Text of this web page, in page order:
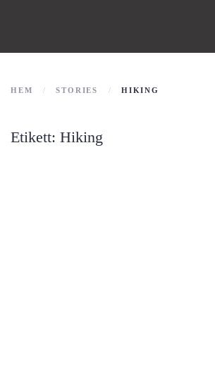
HEM STORIES HIKING
Etikett: Hiking